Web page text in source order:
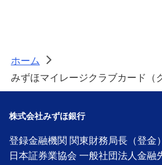
ホーム
>
みずほマイレージクラブカード（
株式会社みずほ銀行
登録金融機関 関東財務局長（登
日本証券業協会 一般社団法人金